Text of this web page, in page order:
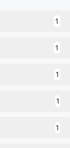
1
1
1
1
1